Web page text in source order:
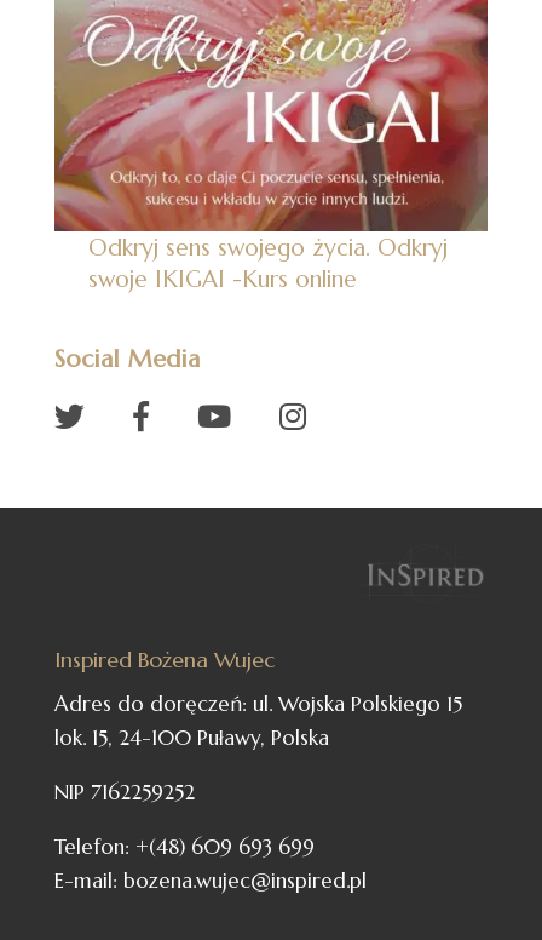
Odkryj sens swojego życia. Odkryj
swoje IKIGAI -Kurs online
Social Media
Inspired Bożena Wujec
Adres do doręczeń: ul. Wojska Polskiego 15
lok. 15, 24-100 Puławy, Polska
NIP 7162259252
Telefon: +(48) 609 693 699
E-mail: bozena.wujec@inspired.pl